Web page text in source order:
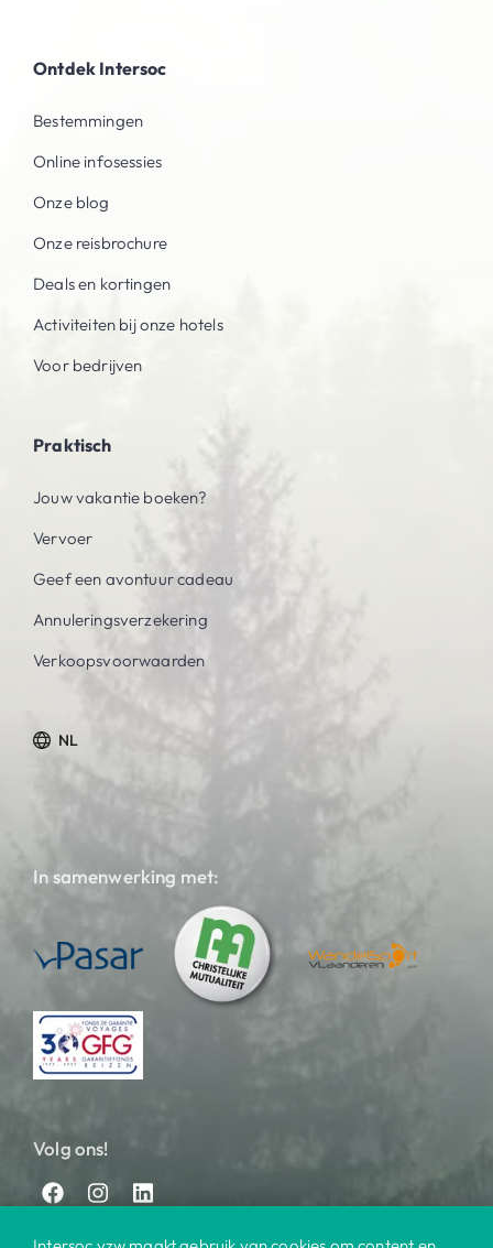
Ontdek Intersoc
Bestemmingen
Online infosessies
Onze blog
Onze reisbrochure
Deals en kortingen
Activiteiten bij onze hotels
Voor bedrijven
Praktisch
Jouw vakantie boeken?
Vervoer
Geef een avontuur cadeau
Annuleringsverzekering
Verkoopsvoorwaarden
NL
In samenwerking met:
Volg ons!